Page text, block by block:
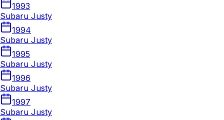
1993
Subaru Justy
1994
Subaru Justy
1995
Subaru Justy
1996
Subaru Justy
1997
Subaru Justy